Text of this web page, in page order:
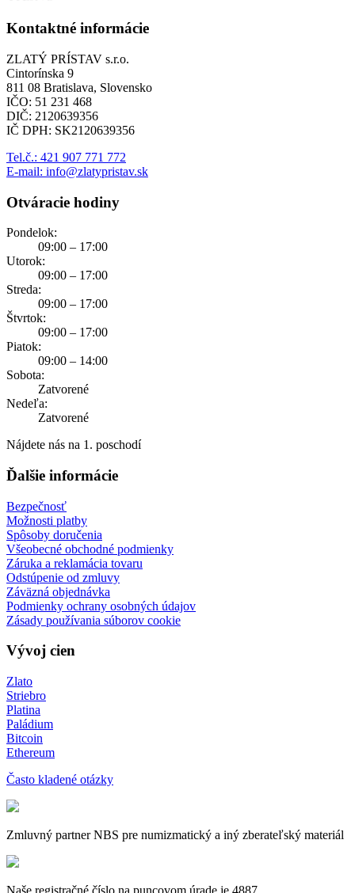
Kontaktné informácie
ZLATÝ PRÍSTAV s.r.o.
Cintorínska 9
811 08 Bratislava, Slovensko
IČO: 51 231 468
DIČ: 2120639356
IČ DPH: SK2120639356
Tel.č.: 421 907 771 772
E-mail: info@zlatypristav.sk
Otváracie hodiny
Pondelok:
09:00 – 17:00
Utorok:
09:00 – 17:00
Streda:
09:00 – 17:00
Štvrtok:
09:00 – 17:00
Piatok:
09:00 – 14:00
Sobota:
Zatvorené
Nedeľa:
Zatvorené
Nájdete nás na 1. poschodí
Ďalšie informácie
Bezpečnosť
Možnosti platby
Spôsoby doručenia
Všeobecné obchodné podmienky
Záruka a reklamácia tovaru
Odstúpenie od zmluvy
Záväzná objednávka
Podmienky ochrany osobných údajov
Zásady používania súborov cookie
Vývoj cien
Zlato
Striebro
Platina
Paládium
Bitcoin
Ethereum
Často kladené otázky
Zmluvný partner NBS pre numizmatický a iný zberateľský materiál